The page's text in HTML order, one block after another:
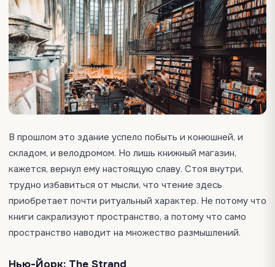
В прошлом это здание успело побыть и конюшней, и
складом, и велодромом. Но лишь книжный магазин,
кажется, вернул ему настоящую славу. Стоя внутри,
трудно избавиться от мысли, что чтение здесь
приобретает почти ритуальный характер. Не потому что
книги сакрализуют пространство, а потому что само
пространство наводит на множество размышлений.
Нью-Йорк: The Strand